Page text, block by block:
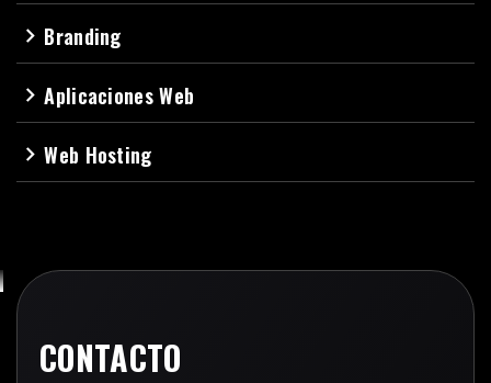
navigate_next Branding
navigate_nextAplicaciones Web
navigate_nextWeb Hosting
CONTACTO